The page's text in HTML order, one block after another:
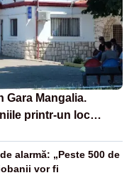
Gara Mangalia.
printr-un loc
alarmă: „Peste 500 de
vor fi